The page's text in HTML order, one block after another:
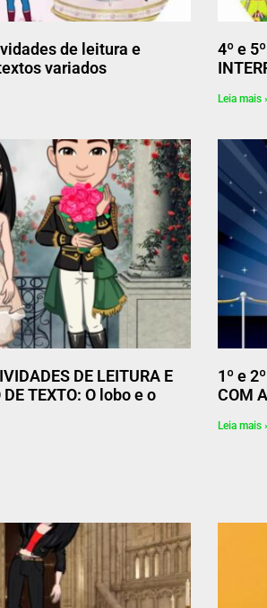
de leitura e
variados
4º e
Leia mais
DE LEITURA E
TEXTO: O lobo e o
1º e
COM
Leia mais